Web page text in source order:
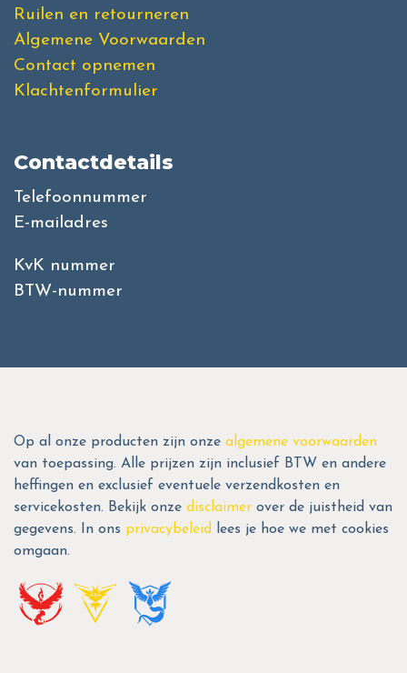
Ruilen en retourneren
Algemene Voorwaarden
Contact opnemen
Klachtenformulier
Contactdetails
Telefoonnummer
E-mailadres
KvK nummer
BTW-nummer
Op al onze producten zijn onze algemene voorwaarden
van toepassing. Alle prijzen zijn inclusief BTW en andere
heffingen en exclusief eventuele verzendkosten en
servicekosten. Bekijk onze disclaimer over de juistheid van
gegevens. In ons privacybeleid
lees je hoe we met cookies
omgaan.